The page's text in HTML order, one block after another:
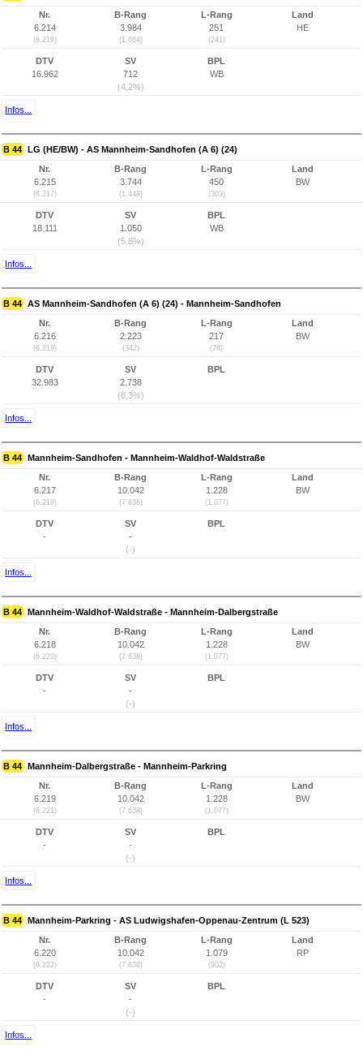
Nr.
6.214
(6.216)
B-Rang
3.984
(1.664)
L-Rang
251
(241)
Land
HE
DTV
16.962
SV
712
(4,2%)
BPL
WB
Infos...
B 44 LG (HE/BW) - AS Mannheim-Sandhofen (A 6) (24)
Nr.
6.215
(6.217)
B-Rang
3.744
(1.448)
L-Rang
450
(303)
Land
BW
DTV
18.111
SV
1.050
(5,8%)
BPL
WB
Infos...
B 44 AS Mannheim-Sandhofen (A 6) (24) - Mannheim-Sandhofen
Nr.
6.216
(6.218)
B-Rang
2.223
(342)
L-Rang
217
(78)
Land
BW
DTV
32.983
SV
2.738
(8,3%)
BPL
Infos...
B 44 Mannheim-Sandhofen - Mannheim-Waldhof-Waldstraße
Nr.
6.217
(6.219)
B-Rang
10.042
(7.638)
L-Rang
1.228
(1.077)
Land
BW
DTV
-
SV
-
(-)
BPL
Infos...
B 44 Mannheim-Waldhof-Waldstraße - Mannheim-Dalbergstraße
Nr.
6.218
(6.220)
B-Rang
10.042
(7.638)
L-Rang
1.228
(1.077)
Land
BW
DTV
-
SV
-
(-)
BPL
Infos...
B 44 Mannheim-Dalbergstraße - Mannheim-Parkring
Nr.
6.219
(6.221)
B-Rang
10.042
(7.638)
L-Rang
1.228
(1.077)
Land
BW
DTV
-
SV
-
(-)
BPL
Infos...
B 44 Mannheim-Parkring - AS Ludwigshafen-Oppenau-Zentrum (L 523)
Nr.
6.220
(6.222)
B-Rang
10.042
(7.638)
L-Rang
1.079
(902)
Land
RP
DTV
-
SV
-
(-)
BPL
Infos...